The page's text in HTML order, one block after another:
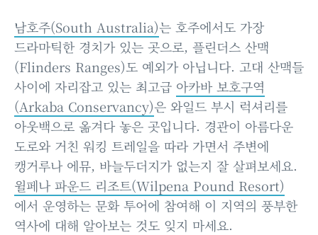
남호주(South Australia)는 호주에서도 가장
드라마틱한 경치가 있는 곳으로, 플린더스 산맥
(Flinders Ranges)도 예외가 아닙니다. 고대 산맥들
사이에 자리잡고 있는 최고급 아카바 보호구역
(Arkaba Conservancy)은 와일드 부시 럭셔리를
아웃백으로 옮겨다 놓은 곳입니다. 경관이 아름다운
도로와 거친 워킹 트레일을 따라 가면서 주변에
캥거루나 에뮤, 바늘두더지가 없는지 잘 살펴보세요.
윌페나 파운드 리조트(Wilpena Pound Resort)
에서 운영하는 문화 투어에 참여해 이 지역의 풍부한
역사에 대해 알아보는 것도 잊지 마세요.